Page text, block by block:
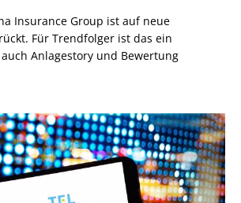
Insurance Group ist auf neue
Für Trendfolger ist das ein
Anlagestory und Bewertung